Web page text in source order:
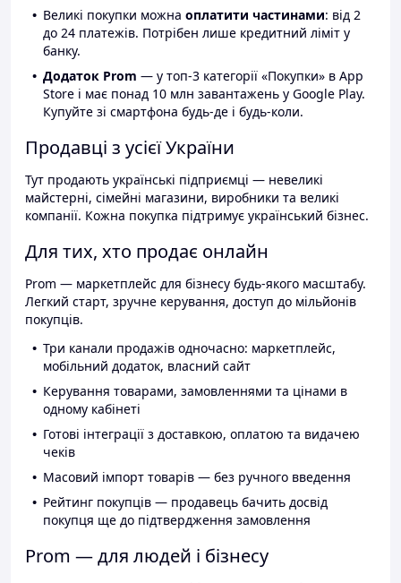
Великі покупки можна оплатити частинами: від 2
до 24 платежів. Потрібен лише кредитний ліміт у
банку.
Додаток Prom — у топ-3 категорії «Покупки» в App
Store і має понад 10 млн завантажень у Google Play.
Купуйте зі смартфона будь-де і будь-коли.
Продавці з усієї України
Тут продають українські підприємці — невеликі
майстерні, сімейні магазини, виробники та великі
компанії. Кожна покупка підтримує український бізнес.
Для тих, хто продає онлайн
Prom — маркетплейс для бізнесу будь-якого масштабу.
Легкий старт, зручне керування, доступ до мільйонів
покупців.
Три канали продажів одночасно: маркетплейс,
мобільний додаток, власний сайт
Керування товарами, замовленнями та цінами в
одному кабінеті
Готові інтеграції з доставкою, оплатою та видачею
чеків
Масовий імпорт товарів — без ручного введення
Рейтинг покупців — продавець бачить досвід
покупця ще до підтвердження замовлення
Prom — для людей і бізнесу